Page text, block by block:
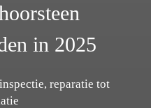
in 2025
reparatie tot